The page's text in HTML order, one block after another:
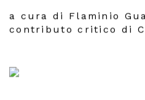
a cura di Flaminio
contributo critico di